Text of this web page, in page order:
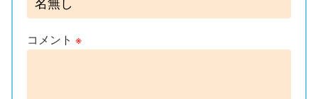
コメント ※